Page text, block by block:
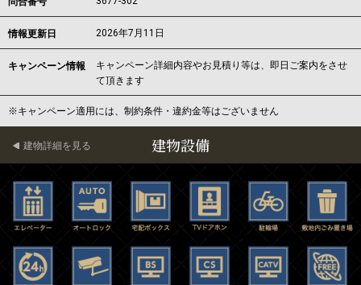
情報更新日 2026年7月11日
キャンペーン情報
キャンペーン詳細内容やお見積り等は、即日ご案内をさせ
て頂きます
※キャンペーン適用には、制約条件・違約金等はございません
建物設備
建物詳細を見る